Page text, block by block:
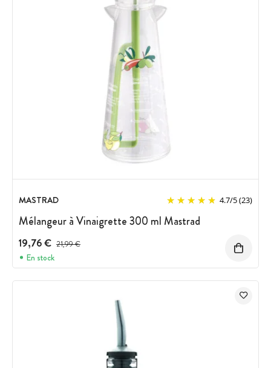
MASTRAD 4.7/5(23)
Mélangeur à Vinaigrette 300 ml Mastrad
19,76 € Prix avant réduction :
21,99 €
En stock